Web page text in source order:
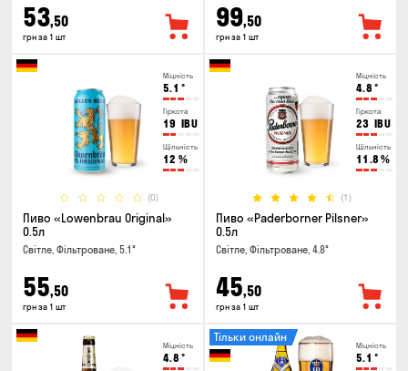
53,50
грн за 1 шт
99,50
грн за 1 шт
Міцність
5.1 °
Гіркота
19 IBU
Щільність
12 %
(0)
Пиво «Lowenbrau Original»
0.5л
Світле, Фільтроване, 5.1°
55,50
грн за 1 шт
Міцність
4.8 °
Гіркота
23 IBU
Щільність
11.8 %
(1)
Пиво «Paderborner Pilsner»
0.5л
Світле, Фільтроване, 4.8°
45,50
грн за 1 шт
Міцність
4.8 °
Міцність
5.1 °
Тільки онлайн